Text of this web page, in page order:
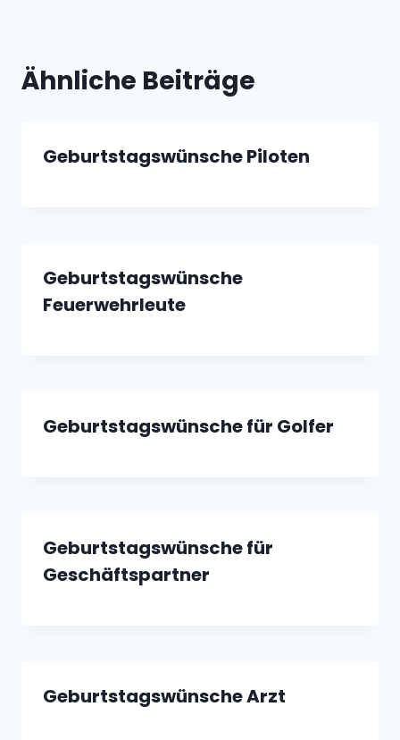
Ähnliche Beiträge
Geburtstagswünsche Piloten
Geburtstagswünsche
Feuerwehrleute
Geburtstagswünsche für Golfer
Geburtstagswünsche für
Geschäftspartner
Geburtstagswünsche Arzt